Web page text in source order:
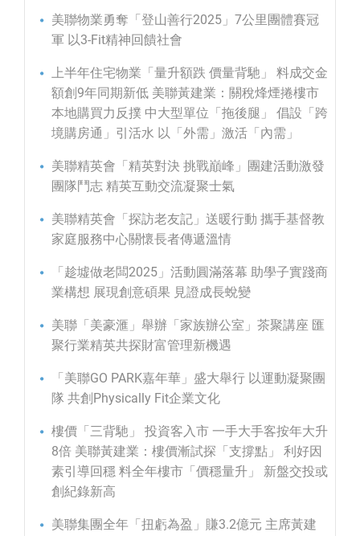
美聯物業勇奪「登山善行2025」7公里團體賽冠
軍 以3-Fit精神回饋社會
上半年住宅物業「量升額跌 價量背馳」 料成交金
額創9年同期新低 美聯黃建業：關稅烽煙捲樓市
本地購買力反撲 中大型單位「拖後腿」 倡設「跨
境購房通」引活水 以「外需」激活「內需」
美聯精英會「精英對決 挑戰巔峰」團建活動激發
團隊鬥志 精英互動交流凝聚士氣
美聯精英會「探訪老友記」送暖行動 攜手基督教
家庭服務中心關懷長者傳遞溫情
「趁墟做老闆2025」活動圓滿落幕 助學子實踐商
業構想 展現創意碩果 見證成長蛻變
美聯「美豪滙」舉辦「家族辦公室」茶聚講座 匯
聚行業精英共探財富管理新機遇
「美聯GO PARK嘉年華」盛大舉行 以運動凝聚團
隊 共創Physically Fit企業文化
樓價「三背馳」 投資客入市 一手大手客按年大升
8倍 美聯黃建業：樓價漸試探「支撐點」 利好因
素引導回穩 料全年樓市「價穩量升」 新盤交投或
創紀錄新高
美聯集團全年「扭虧為盈」賺3.2億元 主席黃建